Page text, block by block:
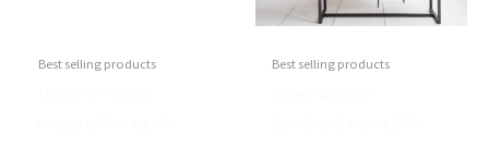
Best selling products Best selling products